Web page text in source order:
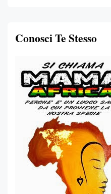
Conosci Te Stesso